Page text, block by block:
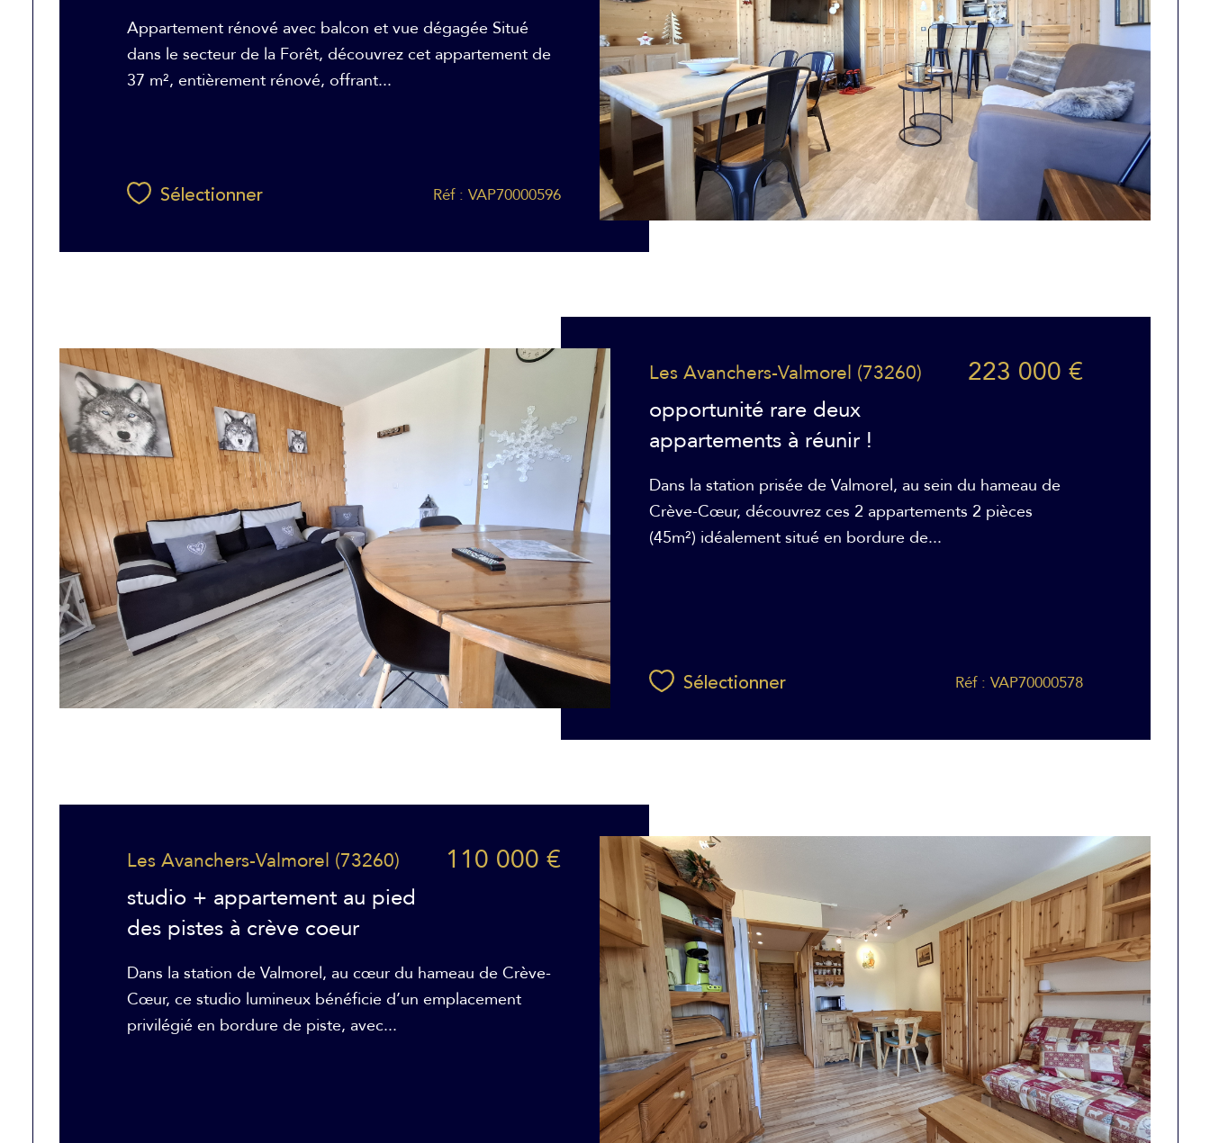
Appartement rénové avec balcon et vue dégagée Situé
dans le secteur de la Forêt, découvrez cet appartement de
37 m², entièrement rénové, offrant...
Sélectionner Réf : VAP70000596
Les Avanchers-Valmorel (73260)
opportunité rare deux
appartements à réunir !
223 000 €
Dans la station prisée de Valmorel, au sein du hameau de
Crève-Cœur, découvrez ces 2 appartements 2 pièces
(45m²) idéalement situé en bordure de...
Sélectionner Réf : VAP70000578
Les Avanchers-Valmorel (73260)
studio + appartement au pied
des pistes à crève coeur
110 000 €
Dans la station de Valmorel, au cœur du hameau de Crève-
Cœur, ce studio lumineux bénéficie d’un emplacement
privilégié en bordure de piste, avec...